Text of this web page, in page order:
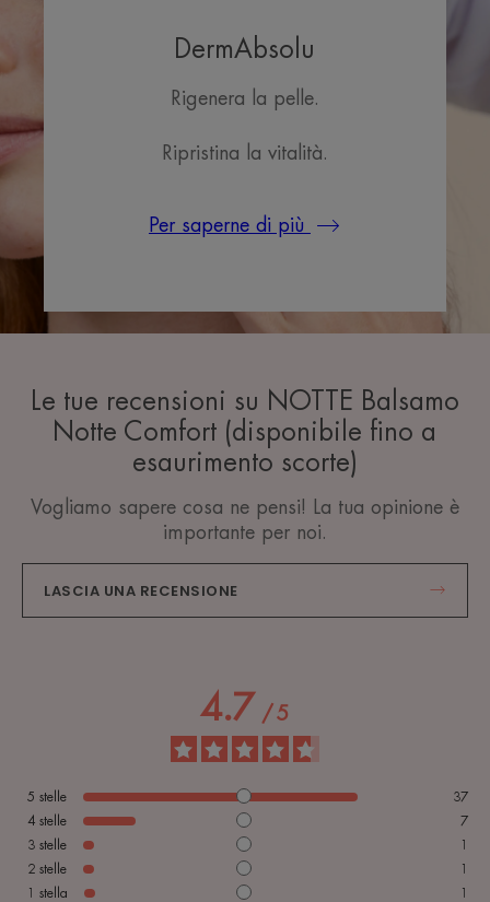
DermAbsolu
Rigenera la pelle.
Ripristina la vitalità.
Per saperne di più
Le tue recensioni su NOTTE Balsamo
Notte Comfort (disponibile fino a
esaurimento scorte)
Vogliamo sapere cosa ne pensi! La tua opinione è
importante per noi.
LASCIA UNA RECENSIONE
4.7 / 5
5 stelle
37
4 stelle
7
3 stelle
2 stelle
stella